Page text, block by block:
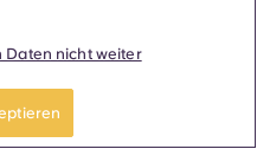
Daten nicht weiter